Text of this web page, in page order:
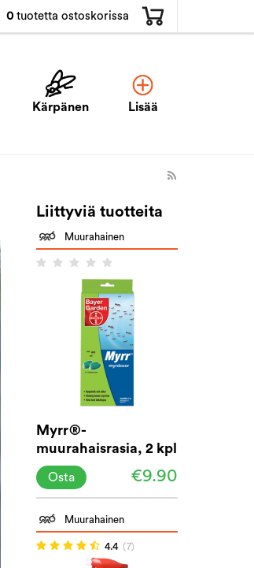
0 tuotetta ostoskorissa
Kärpänen Lisää
Liittyviä tuotteita
Muurahainen
Myrr®-
muurahaisrasia, 2 kpl
pakkaus
€9.90
Osta
Muurahainen
4.4 (7)